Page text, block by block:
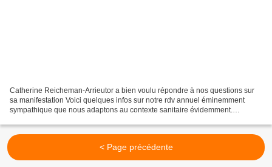
Catherine Reicheman-Arrieutor a bien voulu répondre à nos questions sur
sa manifestation Voici quelques infos sur notre rdv annuel éminemment
sympathique que nous adaptons au contexte sanitaire évidemment.
< Page précédente